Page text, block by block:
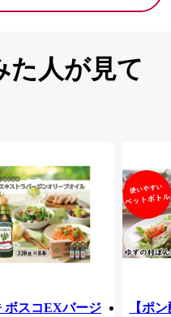
た人が見て
ボスコEXバージ
【ポ